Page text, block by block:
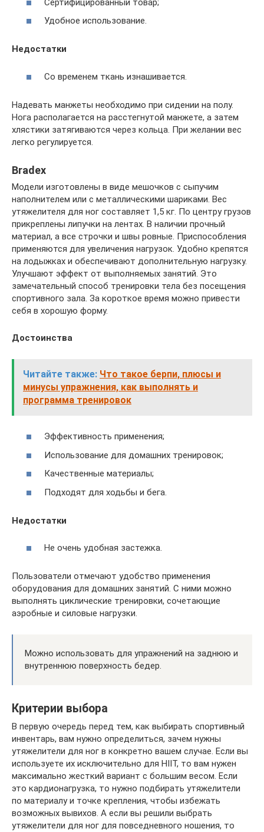
Удобное использование.
Недостатки
Со временем ткань изнашивается.
Надевать манжеты необходимо при сидении на полу.
Нога располагается на расстегнутой манжете, а затем
хлястики затягиваются через кольца. При желании вес
легко регулируется.
Bradex
Модели изготовлены в виде мешочков с сыпучим
наполнителем или с металлическими шариками. Вес
утяжелителя для ног составляет 1,5 кг. По центру грузов
прикреплены липучки на лентах. В наличии прочный
материал, а все строчки и швы ровные. Приспособления
применяются для увеличения нагрузок. Удобно крепятся
на лодыжках и обеспечивают дополнительную нагрузку.
Улучшают эффект от выполняемых занятий. Это
замечательный способ тренировки тела без посещения
спортивного зала. За короткое время можно привести
себя в хорошую форму.
Достоинства
Читайте также: Что такое берпи, плюсы и
минусы упражнения, как выполнять и
программа тренировок
Эффективность применения;
Использование для домашних тренировок;
Качественные материалы;
Подходят для ходьбы и бега.
Недостатки
Не очень удобная застежка.
Пользователи отмечают удобство применения
оборудования для домашних занятий. С ними можно
выполнять циклические тренировки, сочетающие
аэробные и силовые нагрузки.
Можно использовать для упражнений на заднюю и
внутреннюю поверхность бедер.
Критерии выбора
В первую очередь перед тем, как выбирать спортивный
инвентарь, вам нужно определиться, зачем нужны
утяжелители для ног в конкретно вашем случае. Если вы
используете их исключительно для HIIT, то вам нужен
максимально жесткий вариант с большим весом. Если
это кардионагрузка, то нужно подбирать утяжелители
по материалу и точке крепления, чтобы избежать
возможных вывихов. А если вы решили выбрать
утяжелители для ног для повседневного ношения, то